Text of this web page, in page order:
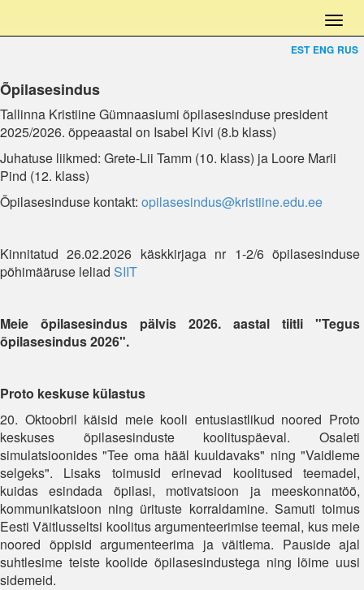
EST ENG RUS
Õpilasesindus
Tallinna Kristiine Gümnaasiumi õpilasesinduse president
2025/2026. õppeaastal on Isabel Kivi (8.b klass)
Juhatuse liikmed: Grete-Lii Tamm (10. klass) ja Loore Marii
Pind (12. klass)
Õpilasesinduse kontakt: opilasesindus@kristiine.edu.ee
Kinnitatud 26.02.2026 käskkirjaga nr 1-2/6 õpilasesinduse
põhimääruse leliad SIIT
Meie õpilasesindus pälvis 2026. aastal tiitli "Tegus
õpilasesindus 2026".
Proto keskuse külastus
20. Oktoobril käisid meie kooli entusiastlikud noored Proto
keskuses õpilasesinduste koolituspäeval. Osaleti
simulatsioonides "Tee oma hääl kuuldavaks" ning "Vaidleme
selgeks". Lisaks toimusid erinevad koolitused teemadel,
kuidas esindada õpilasi, motivatsioon ja meeskonnatöö,
kommunikatsioon ning ürituste korraldamine. Samuti toimus
Eesti Väitlusseltsi koolitus argumenteerimise teemal, kus meie
noored õppisid argumenteerima ja väitlema. Pauside ajal
suhtlesime teiste koolide õpilasesindustega ning lõime uusi
sidemeid.